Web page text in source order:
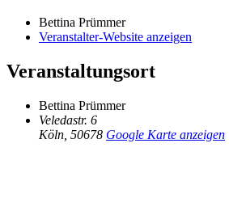
Bettina Prümmer
Veranstalter-Website anzeigen
Veranstaltungsort
Bettina Prümmer
Veledastr. 6
Köln 50678 Google Karte anzeigen